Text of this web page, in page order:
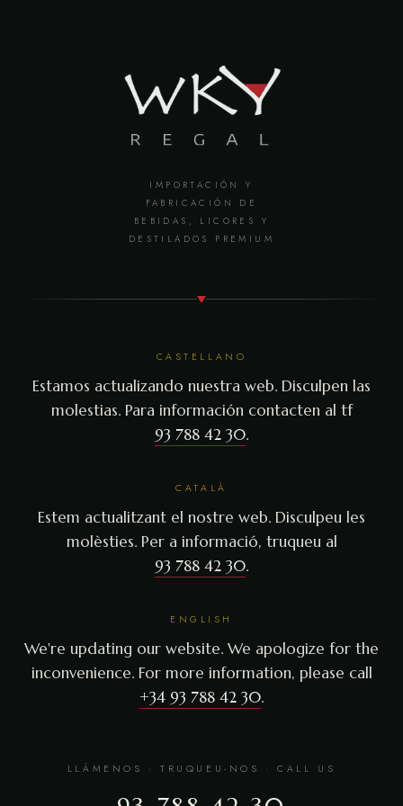
IMPORTACIÓN Y
FABRICACIÓN DE
BEBIDAS, LICORES Y
DESTILADOS PREMIUM
CASTELLANO
Estamos actualizando nuestra web. Disculpen las
molestias. Para información contacten al tf
93 788 42 30.
CATALÀ
Estem actualitzant el nostre web. Disculpeu les
molèsties. Per a informació, truqueu al
93 788 42 30.
ENGLISH
We're updating our website. We apologize for the
inconvenience. For more information, please call
+34 93 788 42 30.
LLÁMENOS · TRUQUEU-NOS · CALL US